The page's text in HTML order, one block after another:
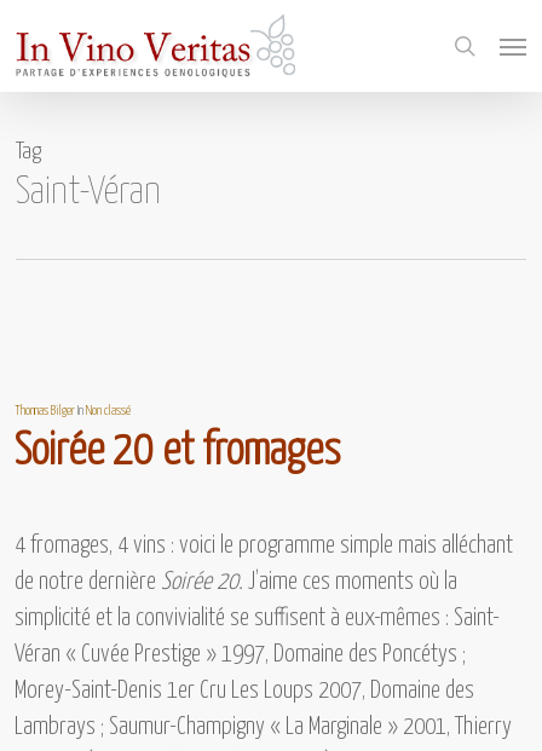
main
search
Tag
Saint-Véran
Thomas Bilger InNon classé
Soirée 20 et fromages
4 fromages, 4 vins : voici le programme simple mais alléchant
de notre dernière Soirée 20. J’aime ces moments où la
simplicité et la convivialité se suffisent à eux-mêmes : Saint-
Véran « Cuvée Prestige » 1997, Domaine des Poncétys ;
Morey-Saint-Denis 1er Cru Les Loups 2007, Domaine des
Lambrays ; Saumur-Champigny « La Marginale » 2001, Thierry